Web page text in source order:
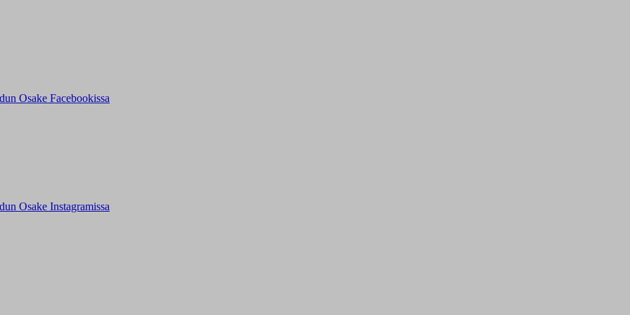
Osake Facebookissa
Osake Instagramissa